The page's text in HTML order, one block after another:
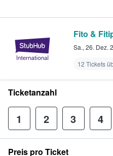
StubHub
Fito &
Sa., 26. Dez.
12 Tickets
Ticketanzahl
1 2 3 4
Preis pro Ticket